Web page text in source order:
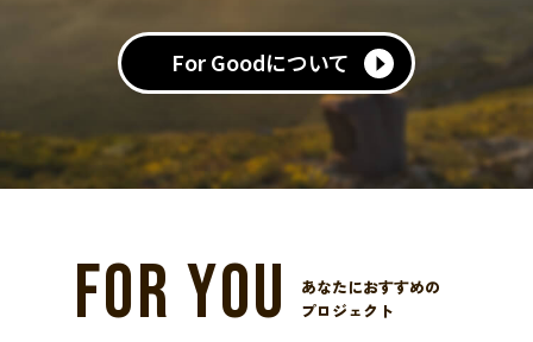
For Goodについて
FOR YOU
あなたにおすすめの
プロジェクト